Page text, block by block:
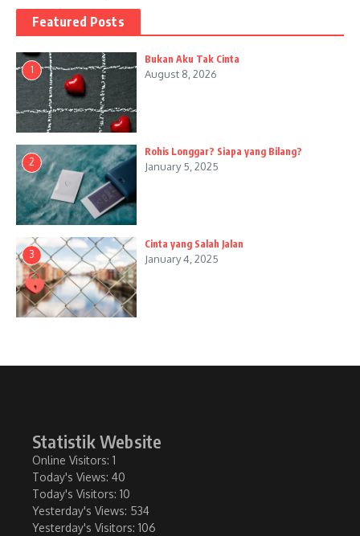
Featured Posts
1
Bukan Aku Tak Cinta
August 8, 2026
2
Rohis Longgar? Siapa yang Bilang?
January 5, 2025
3
Cinta yang Salah Jalan
January 4, 2025
Statistik Website
Online Visitors: 1
Today's Views: 40
Today's Visitors: 10
Yesterday's Views: 534
Yesterday's Visitors: 106